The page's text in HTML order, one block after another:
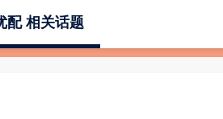
配 相关话题